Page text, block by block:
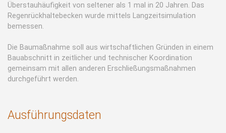
Überstauhäufigkeit von seltener als 1 mal in 20 Jahren. Das
Regenrückhaltebecken wurde mittels Langzeitsimulation
bemessen.
Die Baumaßnahme soll aus wirtschaftlichen Gründen in einem
Bauabschnitt in zeitlicher und technischer Koordination
gemeinsam mit allen anderen Erschließungsmaßnahmen
durchgeführt werden.
Ausführungsdaten